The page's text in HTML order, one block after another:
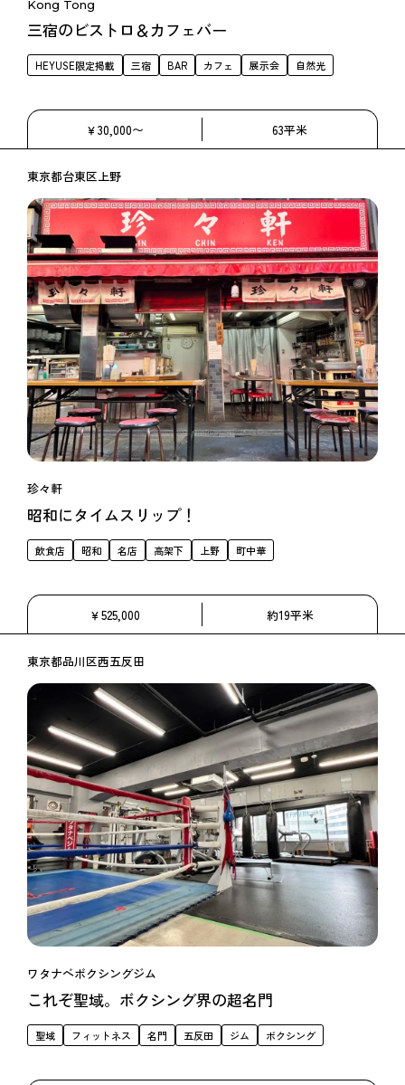
Kong Tong
三宿のビストロ＆カフェバー
HEYUSE限定掲載 三宿 BAR カフェ 展示会 自然光
￥30,000〜 63平米
東京都台東区上野
珍々軒
昭和にタイムスリップ！
飲食店 昭和 名店 高架下 上野 町中華
￥525,000 約19平米
東京都品川区西五反田
ワタナベボクシングジム
これぞ聖域。ボクシング界の超名門
聖域 フィットネス 名門 五反田 ジム ボクシング